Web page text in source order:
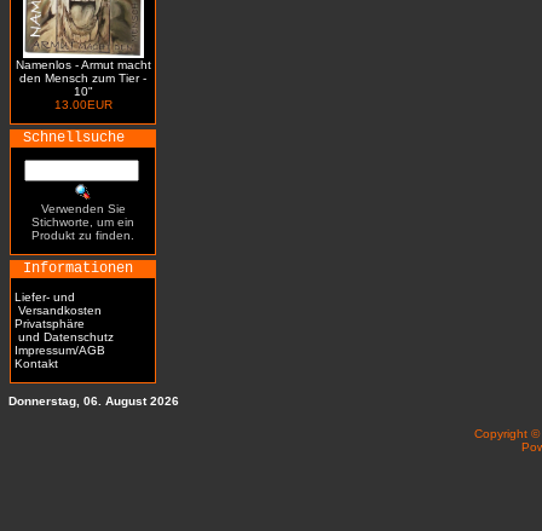
Namenlos - Armut macht
den Mensch zum Tier -
10"
13.00EUR
Schnellsuche
Verwenden Sie
Stichworte, um ein
Produkt zu finden.
Informationen
Liefer- und
Versandkosten
Privatsphäre
und Datenschutz
Impressum/AGB
Kontakt
Donnerstag, 06. August 2026
Copyright